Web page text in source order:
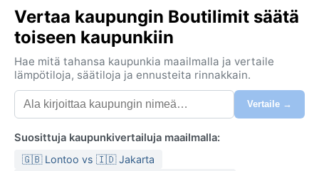
Vertaa kaupungin Boutilimit säätä
toiseen kaupunkiin
Hae mitä tahansa kaupunkia maailmalla ja vertaile
lämpötiloja, säätiloja ja ennusteita rinnakkain.
Vertaile →
Suosittuja kaupunkivertailuja maailmalla:
🇬🇧 Lontoo vs 🇮🇩 Jakarta